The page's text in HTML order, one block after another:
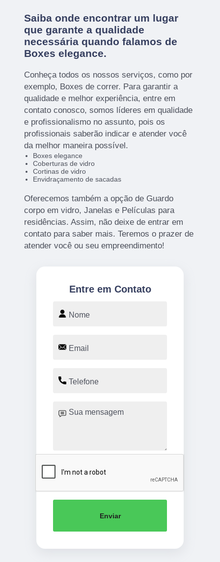
Saiba onde encontrar um lugar
que garante a qualidade
necessária quando falamos de
Boxes elegance.
Conheça todos os nossos serviços, como por
exemplo, Boxes de correr. Para garantir a
qualidade e melhor experiência, entre em
contato conosco, somos líderes em qualidade
e profissionalismo no assunto, pois os
profissionais saberão indicar e atender você
da melhor maneira possível.
Boxes elegance
Coberturas de vidro
Cortinas de vidro
Envidraçamento de sacadas
Oferecemos também a opção de Guardo
corpo em vidro, Janelas e Películas para
residências. Assim, não deixe de entrar em
contato para saber mais. Teremos o prazer de
atender você ou seu empreendimento!
Entre em Contato
Enviar